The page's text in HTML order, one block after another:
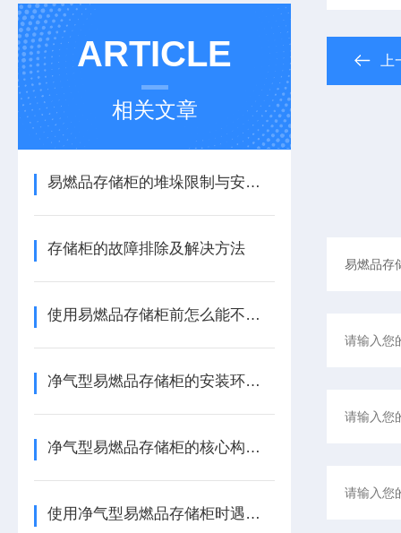
ARTICLE
相关文章
易燃品存储柜的堆垛限制与安全距离规范
存储柜的故障排除及解决方法
使用易燃品存储柜前怎么能不了解这些！
净气型易燃品存储柜的安装环境要求及解决方案
净气型易燃品存储柜的核心构造及原理
使用净气型易燃品存储柜时遇到这些问题不要慌